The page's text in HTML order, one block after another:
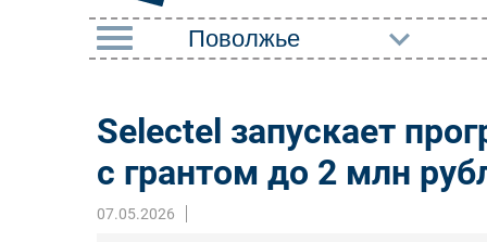
Импорто­замещение
Автоматизация
Промышленности
Selectel запускает
с грантом до 2 млн
07.05.2026